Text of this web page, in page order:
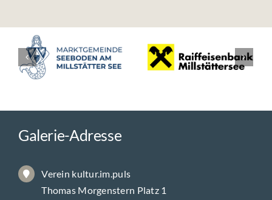
Galerie-Adresse
Verein kultur.im.puls
Thomas Morgenstern Platz 1